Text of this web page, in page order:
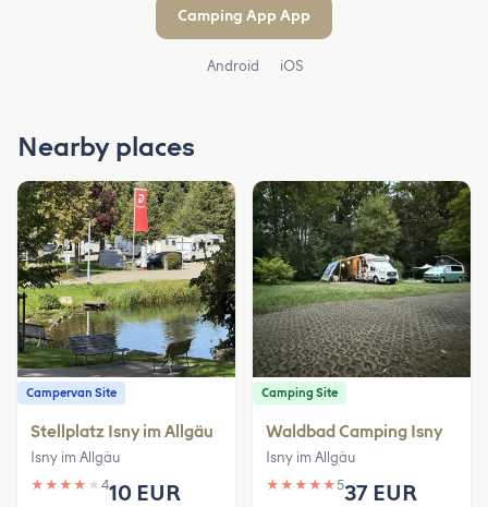
Camping App App
Android iOS
Nearby places
Campervan Site
Stellplatz Isny im Allgäu
Isny im Allgäu
★ ★ ★ ★ ★ 410 EUR
Camping Site
Waldbad Camping Isny
Isny im Allgäu
★ ★ ★ ★ ★537 EUR